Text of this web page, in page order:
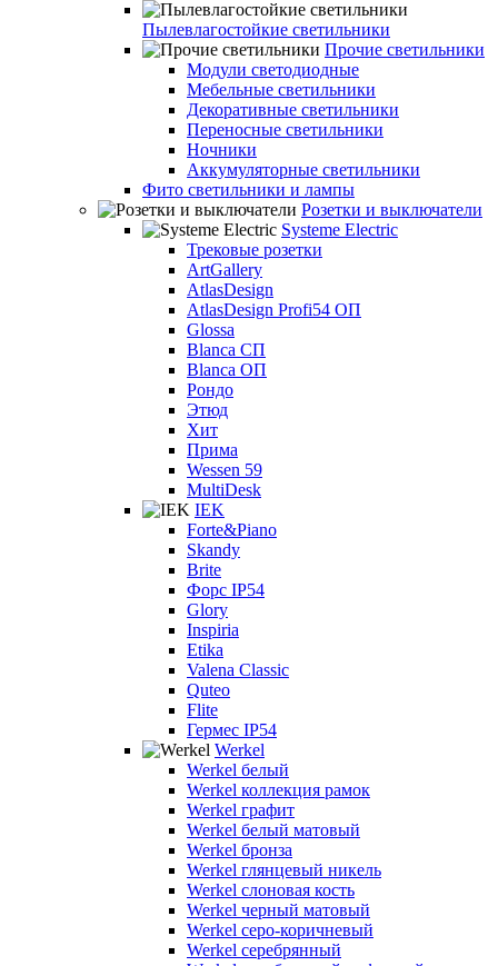
Пылевлагостойкие светильники
Прочие светильники
Модули светодиодные
Мебельные светильники
Декоративные светильники
Переносные светильники
Ночники
Аккумуляторные светильники
Фито светильники и лампы
Розетки и выключатели
Systeme Electric
Трековые розетки
ArtGallery
AtlasDesign
AtlasDesign Profi54 ОП
Glossa
Blanca СП
Blanca ОП
Рондо
Этюд
Хит
Прима
Wessen 59
MultiDesk
IEK
Forte&Piano
Skandy
Brite
Форс IP54
Glory
Inspiria
Etika
Valena Classic
Quteo
Flite
Гермес IP54
Werkel
Werkel белый
Werkel коллекция рамок
Werkel графит
Werkel белый матовый
Werkel бронза
Werkel глянцевый никель
Werkel слоновая кость
Werkel черный матовый
Werkel серо-коричневый
Werkel серебрянный